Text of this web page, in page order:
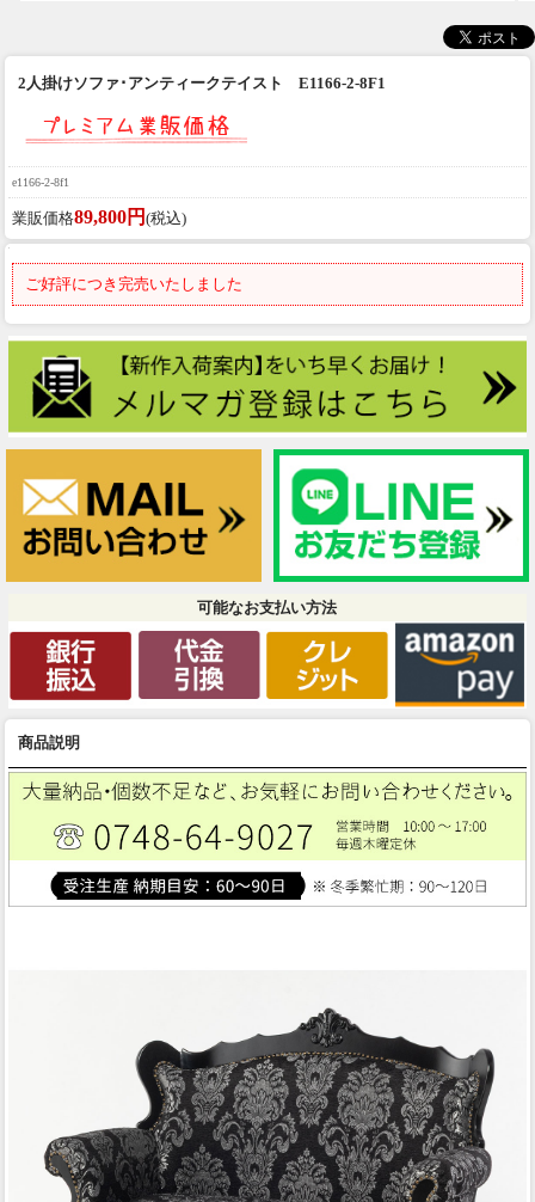
2人掛けソファ･アンティークテイスト E1166-2-8F1
e1166-2-8f1
業販価格89,800円 (税込)
ご好評につき完売いたしました
可能なお支払い方法
商品説明